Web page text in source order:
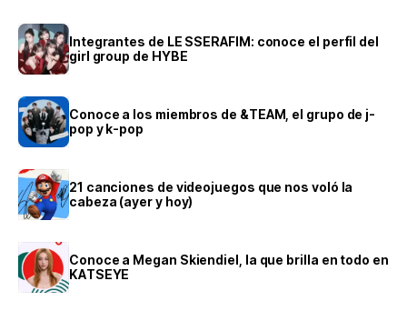
Integrantes de LE SSERAFIM: conoce el perfil del
girl group de HYBE
Conoce a los miembros de &TEAM, el grupo de j-
pop y k-pop
21 canciones de videojuegos que nos voló la
cabeza (ayer y hoy)
Conoce a Megan Skiendiel, la que brilla en todo en
KATSEYE